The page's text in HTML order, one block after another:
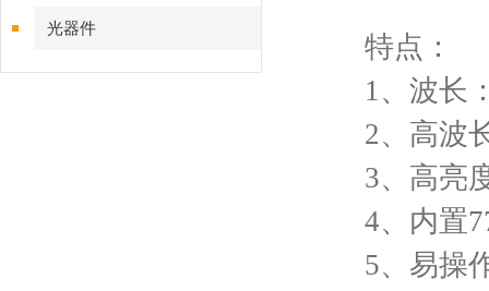
光器件
特点：
1、波长：
2、高波
3、高亮
4、内置
5、易操作